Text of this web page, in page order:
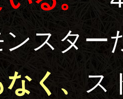
スター
く、 ス